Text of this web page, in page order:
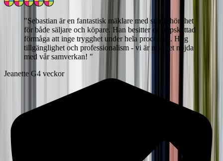
"Sebastian är en fantastisk mäklare med stor lyhördhet
för både säljare och köpare. Han besitter en uppskattad
förmåga att inge trygghet under hela processen. Hög
tillgänglighet och professionalism - vi är mycket nöjda
med vår samverkan! "
Jeanette G4 veckor